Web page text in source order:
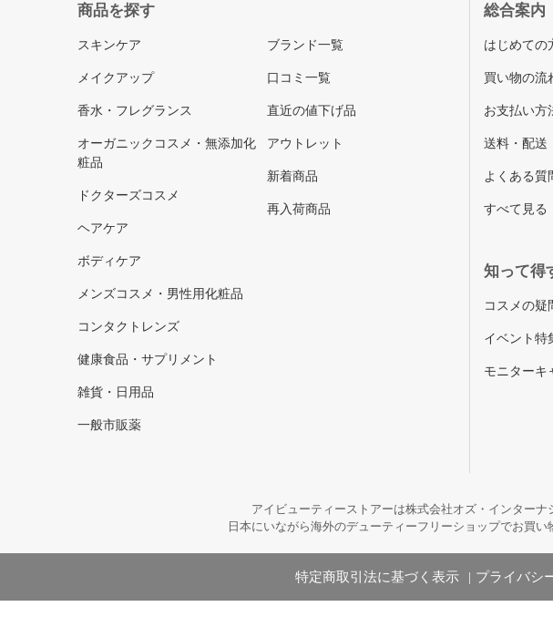
商品を探す
スキンケア
メイクアップ
香水・フレグランス
オーガニックコスメ・無添加化
粧品
ドクターズコスメ
ヘアケア
ボディケア
メンズコスメ・男性用化粧品
コンタクトレンズ
健康食品・サプリメント
雑貨・日用品
一般市販薬
ブランド一覧
口コミ一覧
直近の値下げ品
アウトレット
新着商品
再入荷商品
総合案内
はじめての
買い物の流
お支払い方
送料・配送
よくある質
すべて見る
知って得
コスメの疑
イベント特
モニターキ
アイビューティーストアーは株式会社オズ・インター
日本にいながら海外のデューティーフリーショップでお買
特定商取引法に基づく表示 プライバシ